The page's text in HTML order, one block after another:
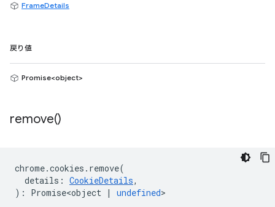
FrameDetails
戻り値
Promise<object>
remove()
chrome.cookies . remove(
details : CookieDetails,
) : Promise<object | undefined>